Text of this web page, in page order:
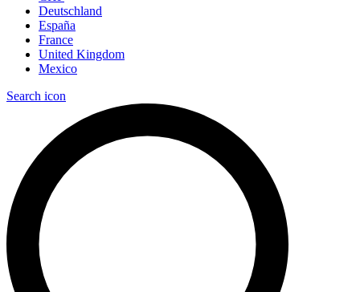
Deutschland
España
France
United Kingdom
Mexico
Search icon